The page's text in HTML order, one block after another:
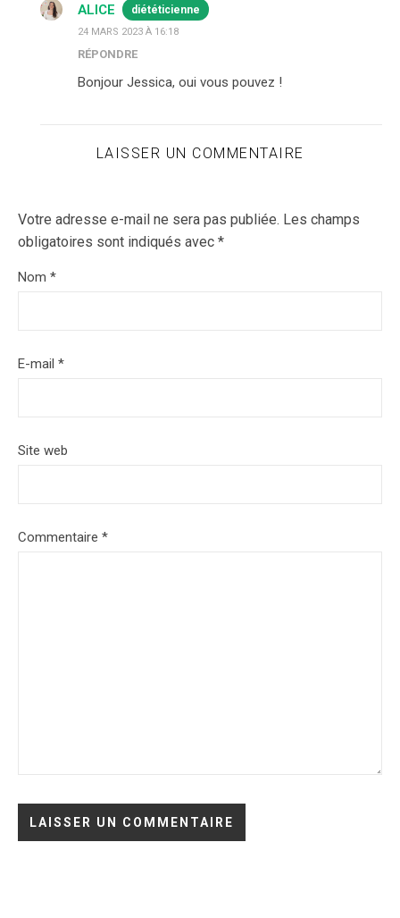
ALICE diététicienne
24 MARS 2023 À 16:18
RÉPONDRE
Bonjour Jessica, oui vous pouvez !
LAISSER UN COMMENTAIRE
Votre adresse e-mail ne sera pas publiée. Les champs
obligatoires sont indiqués avec *
Nom *
E-mail *
Site web
Commentaire *